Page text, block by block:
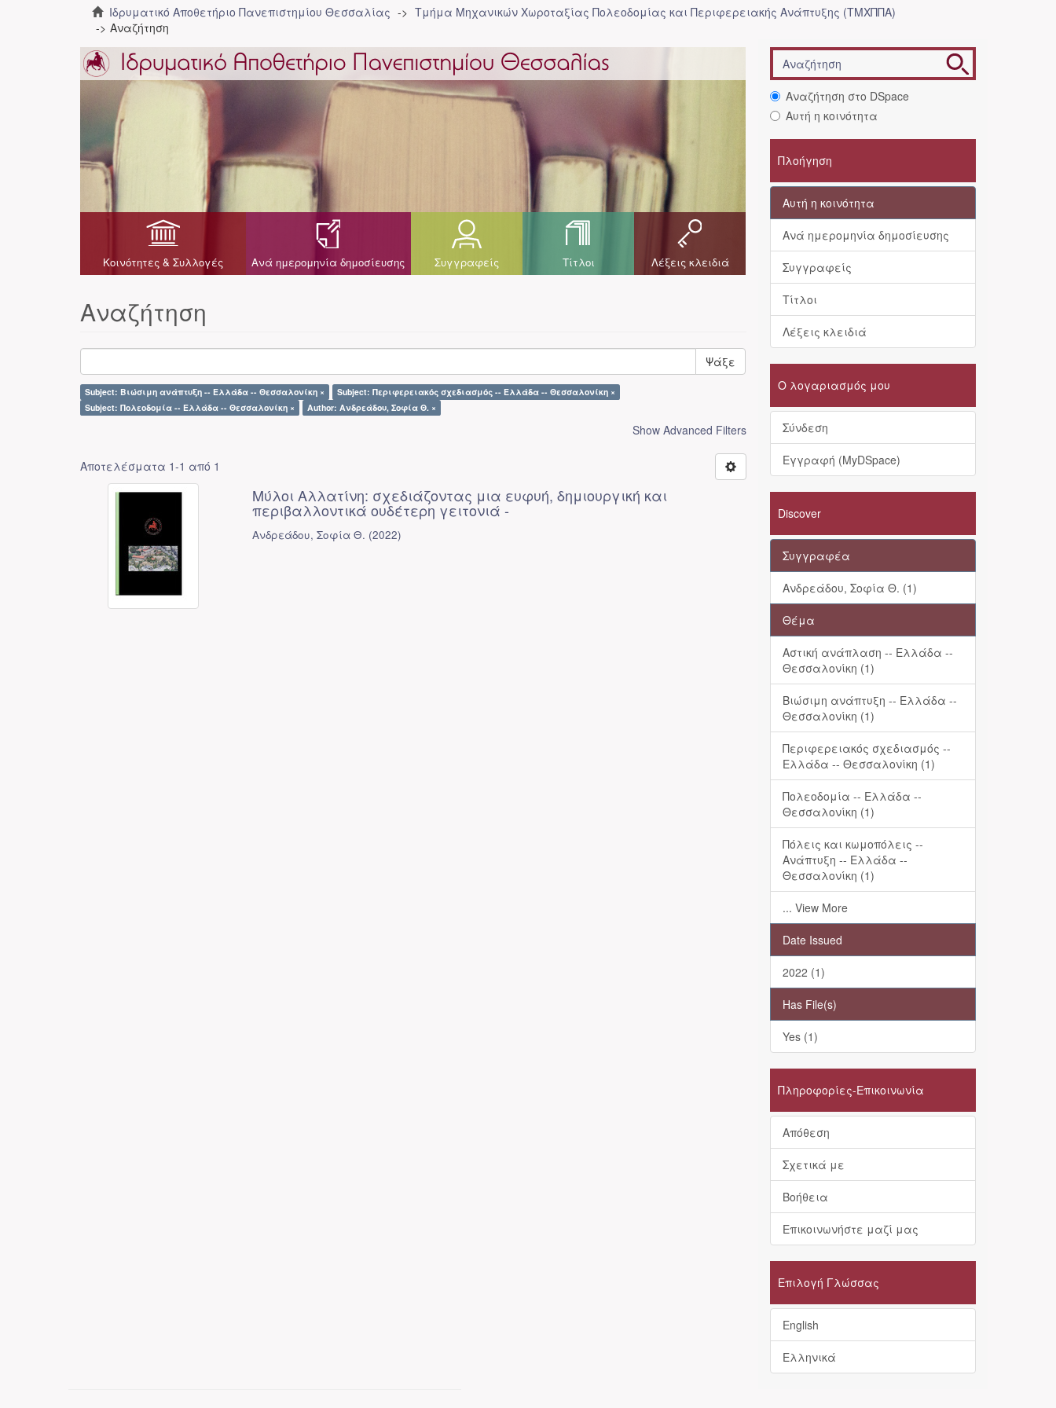
Ιδρυματικό Αποθετήριο Πανεπιστημίου Θεσσαλίας
Τμήμα Μηχανικών Χωροταξίας Πολεοδομίας και Περιφερειακής Ανάπτυξης (ΤΜΧΠΠΑ)
Αναζήτηση
Κοινότητες & Συλλογές Ανά ημερομηνία δημοσίευσης Συγγραφείς Τίτλοι Λέξεις κλειδιά
Αναζήτηση
Ψάξε
Subject: Βιώσιμη ανάπτυξη -- Ελλάδα -- Θεσσαλονίκη ×
Subject: Περιφερειακός σχεδιασμός -- Ελλάδα -- Θεσσαλονίκη ×
Subject: Πολεοδομία -- Ελλάδα -- Θεσσαλονίκη ×
Author: Ανδρεάδου, Σοφία Θ. ×
Show Advanced Filters
Αποτελέσματα 1-1 από 1
Μύλοι Αλλατίνη: σχεδιάζοντας μια ευφυή, δημιουργική και
περιβαλλοντικά ουδέτερη γειτονιά -
Ανδρεάδου, Σοφία Θ. (2022)
Αναζήτηση στο DSpace
Αυτή η κοινότητα
Πλοήγηση
Αυτή η κοινότητα
Ανά ημερομηνία δημοσίευσης
Συγγραφείς
Τίτλοι
Λέξεις κλειδιά
Ο λογαριασμός μου
Σύνδεση
Εγγραφή (MyDSpace)
Discover
Συγγραφέα
Ανδρεάδου, Σοφία Θ. (1)
Θέμα
Αστική ανάπλαση -- Ελλάδα --
Θεσσαλονίκη (1)
Βιώσιμη ανάπτυξη -- Ελλάδα --
Θεσσαλονίκη (1)
Περιφερειακός σχεδιασμός --
Ελλάδα -- Θεσσαλονίκη (1)
Πολεοδομία -- Ελλάδα --
Θεσσαλονίκη (1)
Πόλεις και κωμοπόλεις --
Ανάπτυξη -- Ελλάδα --
Θεσσαλονίκη (1)
... View More
Date Issued
2022 (1)
Has File(s)
Yes (1)
Πληροφορίες-Επικοινωνία
Απόθεση
Σχετικά με
Βοήθεια
Επικοινωνήστε μαζί μας
Επιλογή Γλώσσας
English
Ελληνικά